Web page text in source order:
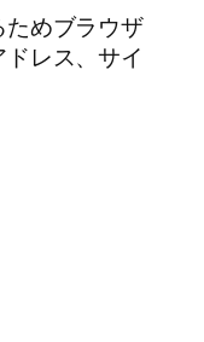
めブラウザ
レス、サイ